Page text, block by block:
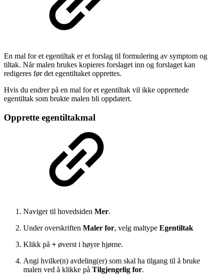
En mal for et egentiltak er et forslag til formulering av symptom og
tiltak. Når malen brukes kopieres forslaget inn og forslaget kan
redigeres før det egentiltaket opprettes.
Hvis du endrer på en mal for et egentiltak vil ikke opprettede
egentiltak som brukte malen bli oppdatert.
Opprette egentiltakmal
Naviger til hovedsiden Mer.
Under overskriften Maler for, velg maltype Egentiltak
Klikk på + øverst i høyre hjørne.
Angi hvilke(n) avdeling(er) som skal ha tilgang til å bruke
malen ved å klikke på Tilgjengelig for.